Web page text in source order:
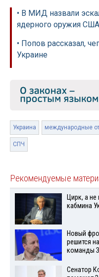
• В МИД назвали
ядерного оружия
• Попов рассказал,
Украине
Украина международные
СПЧ
Рекомендуемые
Цирк, а не
кабмина
Новый
решится
команды
Сенатор